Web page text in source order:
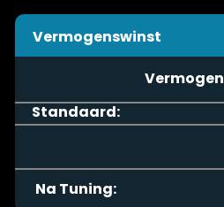
Vermogenswinst
Vermogen
Standaard:
Na Tuning: